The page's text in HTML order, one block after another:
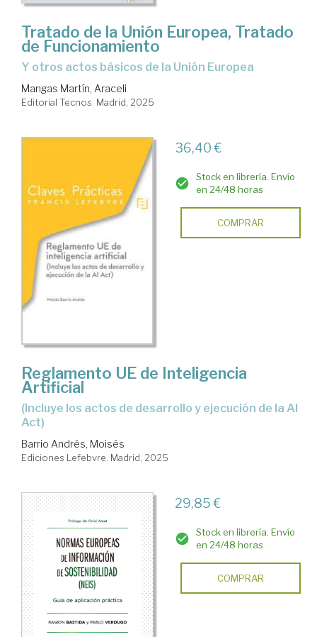
Tratado de la Unión Europea, Tratado
de Funcionamiento
y otros actos básicos de la Unión Europea
Mangas Martín, Araceli
Editorial Tecnos. Madrid, 2025
36,40 €
Stock en librería. Envío
en 24/48 horas
COMPRAR
Reglamento UE de Inteligencia
Artificial
(Incluye los actos de desarrollo y ejecución de la AI
Act)
Barrio Andrés, Moisés
Ediciones Lefebvre. Madrid, 2025
29,85 €
Stock en librería. Envío
en 24/48 horas
COMPRAR